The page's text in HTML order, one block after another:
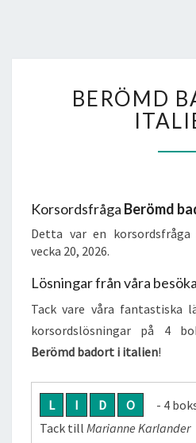
BERÖMD
Korsordsfråga Berömd
Detta var en
vecka 20, 2026.
Lösningar från våra
Tack vare våra fantastiska
korsordslösningar på 4
Berömd badort i italien!
L I D O
- 4
Tack till Marianne Karlander